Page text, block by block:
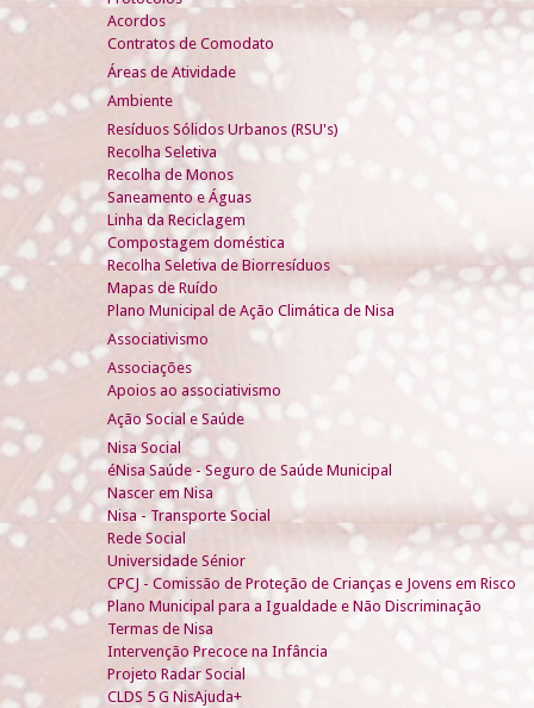
Acordos
Contratos de Comodato
Áreas de Atividade
Ambiente
Resíduos Sólidos Urbanos (RSU's)
Recolha Seletiva
Recolha de Monos
Saneamento e Águas
Linha da Reciclagem
Compostagem doméstica
Recolha Seletiva de Biorresíduos
Mapas de Ruído
Plano Municipal de Ação Climática de Nisa
Associativismo
Associações
Apoios ao associativismo
Ação Social e Saúde
Nisa Social
éNisa Saúde - Seguro de Saúde Municipal
Nascer em Nisa
Nisa - Transporte Social
Rede Social
Universidade Sénior
CPCJ - Comissão de Proteção de Crianças e Jovens em Risco
Plano Municipal para a Igualdade e Não Discriminação
Termas de Nisa
Intervenção Precoce na Infância
Projeto Radar Social
CLDS 5 G NisAjuda+